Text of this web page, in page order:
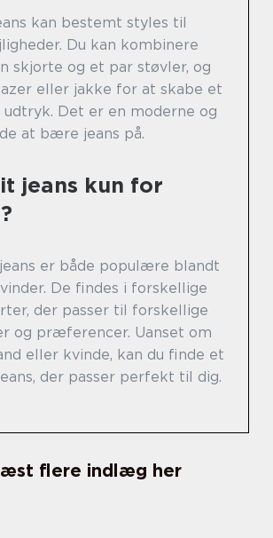
kan bestemt styles til
Du kan kombinere
skjorte og et par støvler, og
eller jakke for at skabe et
Det er en moderne og
at bære jeans på.
jeans kun for
er både populære blandt
De findes i forskellige
der passer til forskellige
og præferencer. Uanset om
eller kvinde, kan du finde et
der passer perfekt til dig.
flere indlæg her